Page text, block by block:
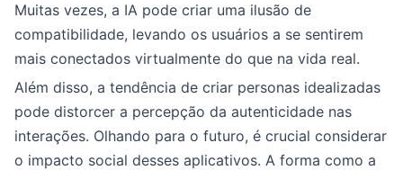
Muitas vezes, a IA pode criar uma ilusão de
compatibilidade, levando os usuários a se sentirem
mais conectados virtualmente do que na vida real.
Além disso, a tendência de criar personas idealizadas
pode distorcer a percepção da autenticidade nas
interações. Olhando para o futuro, é crucial considerar
o impacto social desses aplicativos. A forma como a